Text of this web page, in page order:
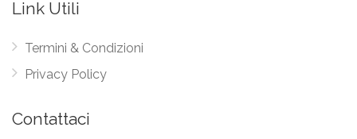
Link Utili
Termini & Condizioni
Privacy Policy
Contattaci